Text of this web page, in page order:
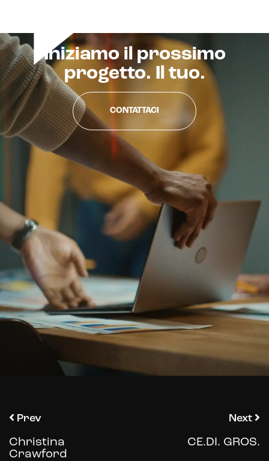
Iniziamo il prossimo
progetto. Il tuo.
CONTATTACI
Prev
Christina
Crawford
Next
CE.DI. GROS.